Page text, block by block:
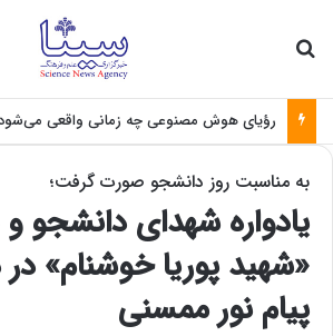
رؤیای هوش مصنوعی چه زمانی واقعی
به مناسبت روز دانشجو صورت گرفت؛
یادواره شهدای دانشجو
«شهید پوریا خوشنام» در
پیام نور ممسنی